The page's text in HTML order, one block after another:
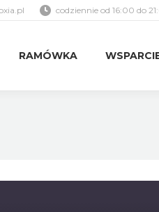
codziennie od 16:00 do
RAMÓWKA